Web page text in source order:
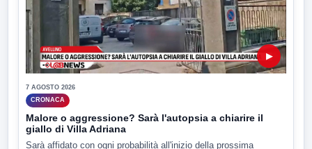
▶
7 AGOSTO 2026
CRONACA
Malore o aggressione? Sarà l'autopsia a chiarire il
giallo di Villa Adriana
Sarà affidato con ogni probabilità all'inizio della prossima